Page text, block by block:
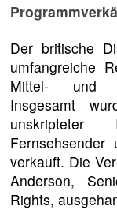
Der britische
umfangreiche
Mittel- und
Insgesamt
unskripteter
verkauft. Die
Anderson,
Rights,